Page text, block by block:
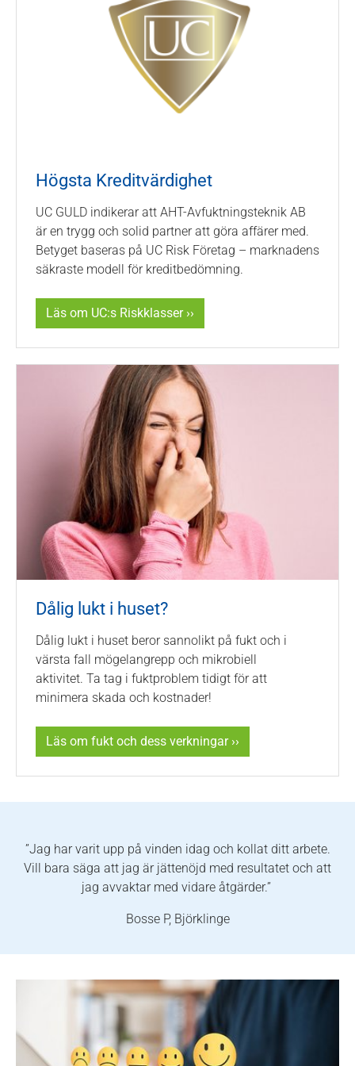
Högsta Kreditvärdighet
UC GULD indikerar att AHT-Avfuktningsteknik AB
är en trygg och solid partner att göra affärer med.
Betyget baseras på UC Risk Företag – marknadens
säkraste modell för kreditbedömning.
Läs om UC:s Riskklasser ››
Dålig lukt i huset?
Dålig lukt i huset beror sannolikt på fukt och i
värsta fall mögelangrepp och mikrobiell
aktivitet. Ta tag i fuktproblem tidigt för att
minimera skada och kostnader!
Läs om fukt och dess verkningar ››
”Jag har varit upp på vinden idag och kollat ditt arbete.
Vill bara säga att jag är jättenöjd med resultatet och att
jag avvaktar med vidare åtgärder.”
Bosse P, Björklinge